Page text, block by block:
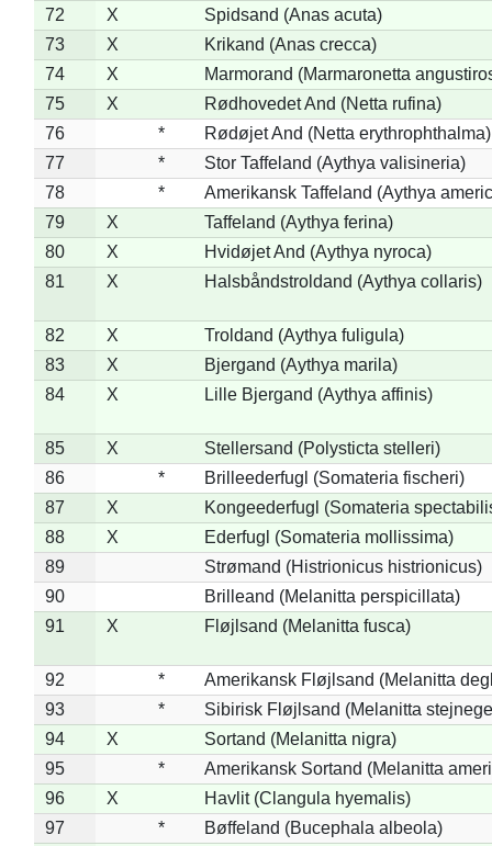
72
X
Spidsand (Anas acuta)
73
X
Krikand (Anas crecca)
74
X
Marmorand (Marmaronetta
75
X
Rødhovedet And (Netta rufina)
76
*
Rødøjet And (Netta erythrophthalma)
77
*
Stor Taffeland (Aythya valisineria)
78
*
Amerikansk Taffeland (Aythya
79
X
Taffeland (Aythya ferina)
80
X
Hvidøjet And (Aythya nyroca)
81
X Halsbåndstroldand (Aythya collaris)
82 X
Troldand (Aythya fuligula)
83
X
Bjergand (Aythya marila)
84
X Lille Bjergand (Aythya affinis)
85 X
Stellersand (Polysticta stelleri)
86
*
Brilleederfugl (Somateria fischeri)
87
X
Kongeederfugl (Somateria
88
X
Ederfugl (Somateria mollissima)
89
Strømand (Histrionicus histrionicus)
90
Brilleand (Melanitta perspicillata)
91
X Fløjlsand (Melanitta fusca)
92 *
Amerikansk Fløjlsand (Melanitta
93
*
Sibirisk Fløjlsand (Melanitta
94
X
Sortand (Melanitta nigra)
95
*
Amerikansk Sortand (Melanitta
96
X
Havlit (Clangula hyemalis)
97
* Bøffeland (Bucephala albeola)